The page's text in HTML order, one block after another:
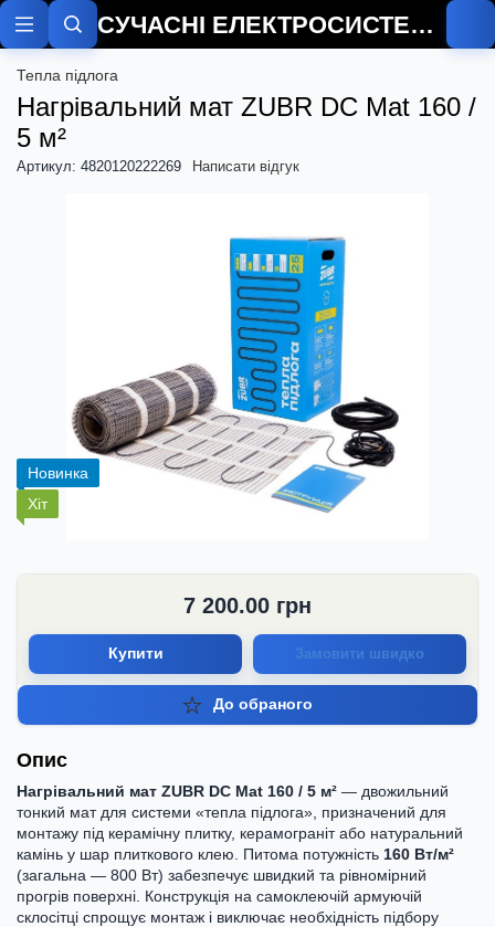
СУЧАСНІ ЕЛЕКТРОСИСТЕМИ
Тепла підлога
Нагрівальний мат ZUBR DC Mat 160 /
5 м²
Артикул: 4820120222269 Написати відгук
Новинка
Хіт
7 200.00 грн
Купити Замовити швидко
До обраного
Опис
Нагрівальний мат ZUBR DC Mat 160 / 5 м² — двожильний
тонкий мат для системи «тепла підлога», призначений для
монтажу під керамічну плитку, керамограніт або натуральний
камінь у шар плиткового клею. Питома потужність 160 Вт/м²
(загальна — 800 Вт) забезпечує швидкий та рівномірний
прогрів поверхні. Конструкція на самоклеючій армуючій
склосітці спрощує монтаж і виключає необхідність підбору